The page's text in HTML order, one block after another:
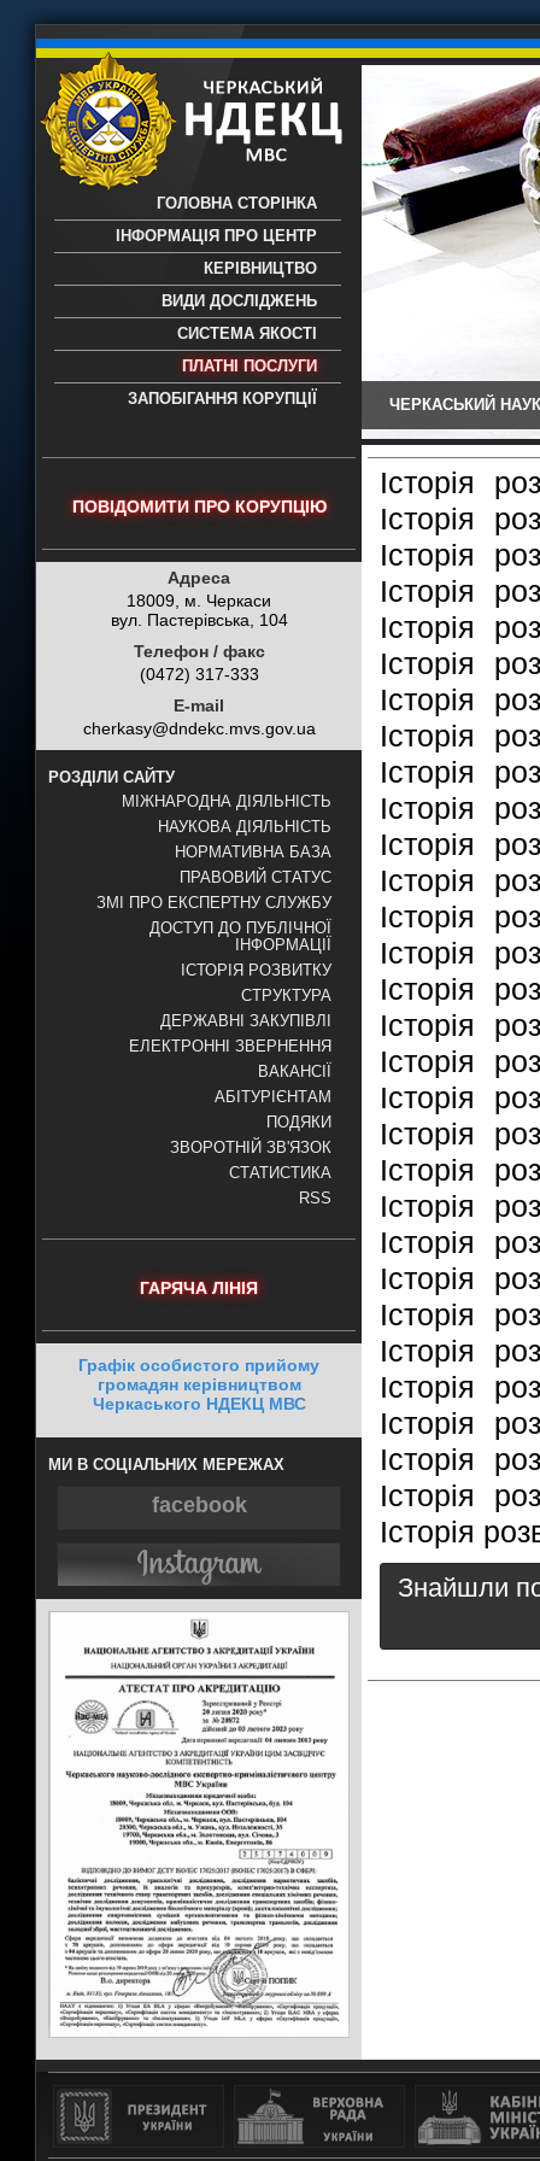
науково-дослідний експертно-
- проведення всих видів судових
експертиз
ГОЛОВНА СТОРІНКА
ІНФОРМАЦІЯ ПРО ЦЕНТР
КЕРІВНИЦТВО
ВИДИ ДОСЛІДЖЕНЬ
СИСТЕМА ЯКОСТІ
ПЛАТНІ ПОСЛУГИ
ЗАПОБІГАННЯ КОРУПЦІЇ
ЧЕРКАСЬКИЙ
ПОВІДОМИТИ ПРО КОРУПЦІЮ
Адреса
18009, м. Черкаси
вул. Пастерівська, 104
Телефон / факс
(0472) 317-333
E-mail
cherkasy@dndekc.mvs.gov.ua
РОЗДІЛИ САЙТУ
МІЖНАРОДНА ДІЯЛЬНІСТЬ
НАУКОВА ДІЯЛЬНІСТЬ
НОРМАТИВНА БАЗА
ПРАВОВИЙ СТАТУС
ЗМІ ПРО ЕКСПЕРТНУ СЛУЖБУ
ДОСТУП ДО ПУБЛІЧНОЇ
ІНФОРМАЦІЇ
ІСТОРІЯ РОЗВИТКУ
СТРУКТУРА
ДЕРЖАВНІ ЗАКУПІВЛІ
ЕЛЕКТРОННІ ЗВЕРНЕННЯ
ВАКАНСІЇ
АБІТУРІЄНТАМ
ПОДЯКИ
ЗВОРОТНІЙ ЗВ'ЯЗОК
СТАТИСТИКА
RSS
ГАРЯЧА ЛІНІЯ
Графік особистого прийому
громадян керівництвом
Черкаського НДЕКЦ МВС
МИ В СОЦІАЛЬНИХ МЕРЕЖАХ
facebook
Історія
Історія
Історія
Історія
Історія
Історія
Історія
Історія
Історія
Історія
Історія
Історія
Історія
Історія
Історія
Історія
Історія
Історія
Історія
Історія
Історія
Історія
Історія
Історія
Історія
Історія
Історія
Історія
Історія
Історія
Знайшли